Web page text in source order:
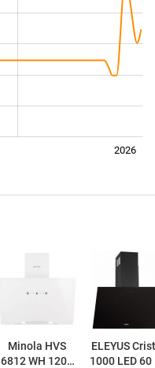
2026
Minola HVS
6812 WH 1200
ELEYUS
1000 LED 60